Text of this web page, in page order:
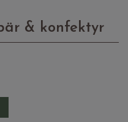
& konfektyr